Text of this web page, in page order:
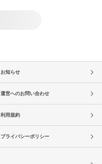
お知らせ
運営へのお問い合わせ
利用規約
プライバシーポリシー